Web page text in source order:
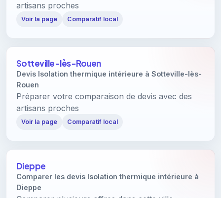
artisans proches
Voir la page Comparatif local
Sotteville-lès-Rouen
Devis Isolation thermique intérieure à Sotteville-lès-
Rouen
Préparer votre comparaison de devis avec des
artisans proches
Voir la page Comparatif local
Dieppe
Comparer les devis Isolation thermique intérieure à
Dieppe